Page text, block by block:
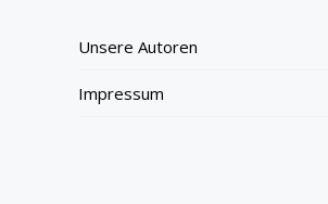
Unsere Autoren
Impressum